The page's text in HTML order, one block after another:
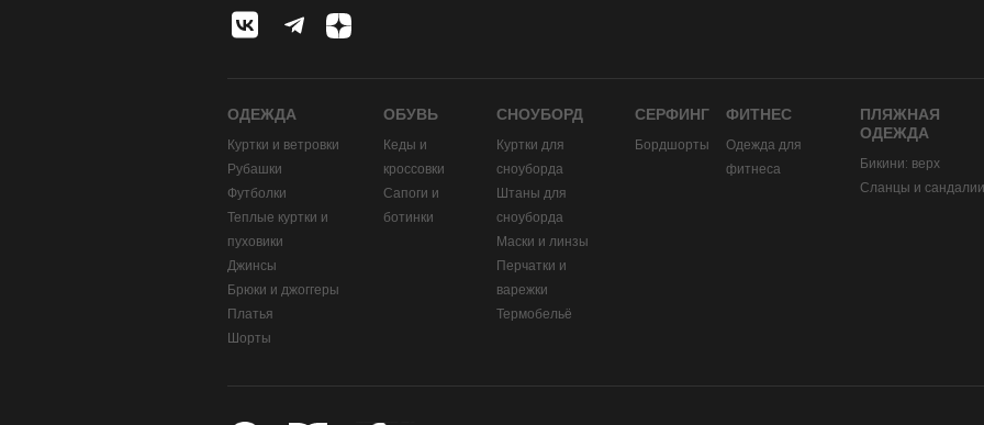
ОДЕЖДА
Куртки и ветровки
Рубашки
Футболки
Теплые куртки и
пуховики
Джинсы
Брюки и джоггеры
Платья
Шорты
ОБУВЬ
Кеды и
кроссовки
Сапоги и
ботинки
СНОУБОРД
Куртки для
сноуборда
Штаны для
сноуборда
Маски и линзы
Перчатки и
варежки
Термобельё
СЕРФИНГ
Бордшорты
ФИТНЕС
Одежда для
фитнеса
ПЛЯЖНАЯ
ОДЕЖДА
Бикини: верх
Сланцы и сандалии